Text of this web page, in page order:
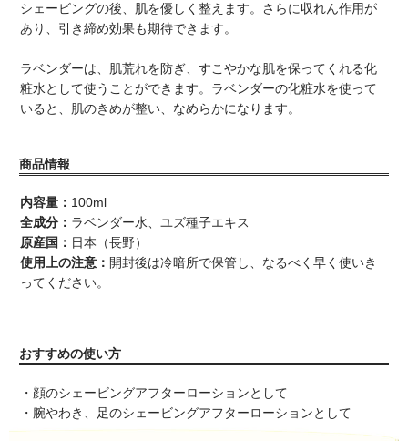
シェービングの後、肌を優しく整えます。さらに収れん作用が
あり、引き締め効果も期待できます。
ラベンダーは、肌荒れを防ぎ、すこやかな肌を保ってくれる化
粧水として使うことができます。ラベンダーの化粧水を使って
いると、肌のきめが整い、なめらかになります。
商品情報
内容量： 100ml
全成分： ラベンダー水、ユズ種子エキス
原産国： 日本（長野）
使用上の注意： 開封後は冷暗所で保管し、なるべく早く使いき
ってください。
おすすめの使い方
・顔のシェービングアフターローションとして
・腕やわき、足のシェービングアフターローションとして